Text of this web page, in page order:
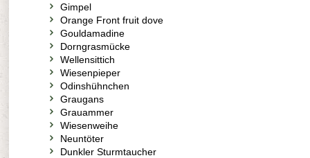
Gimpel
Orange Front fruit dove
Gouldamadine
Dorngrasmücke
Wellensittich
Wiesenpieper
Odinshühnchen
Graugans
Grauammer
Wiesenweihe
Neuntöter
Dunkler Sturmtaucher